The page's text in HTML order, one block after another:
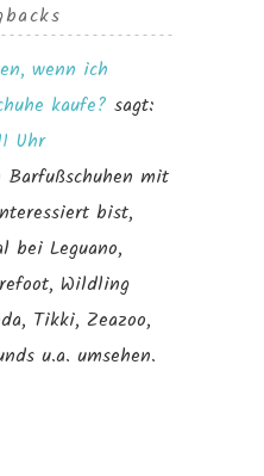
wenn ich
kaufe? sagt:
Uhr
mit
bist,
bei Leguano,
Wildling
Tikki, Zeazoo,
u.a. umsehen.